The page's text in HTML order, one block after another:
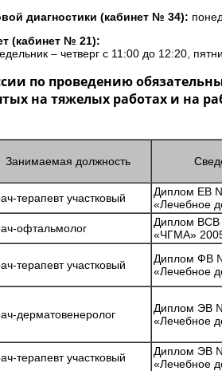
диагностики (кабинет № 34):
(кабинет № 21):
– четверг с 11:00 до 12:20,
по проведению
на тяжелых работах и на
Занимаемая должность
терапевт участковый
Диплом ЕВ
«Лечебное
офтальмолог
Диплом
«ЧГМА»
терапевт участковый
Диплом ФВ
«Лечебное
дерматовенеролог
Диплом ЭВ
«Лечебное
терапевт участковый
Диплом ЭВ
«Лечебное